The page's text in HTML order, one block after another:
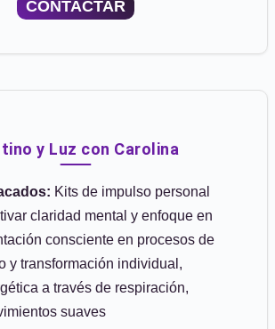
CONTACTAR
y Luz con Carolina
Kits de impulso personal
claridad mental y enfoque en
consciente en procesos de
y transformación individual,
a través de respiración,
suaves